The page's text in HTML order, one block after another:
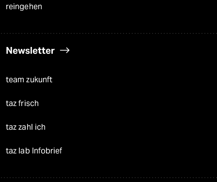
reingehen
Newsletter
team zukunft
taz frisch
taz zahl ich
taz lab Infobrief